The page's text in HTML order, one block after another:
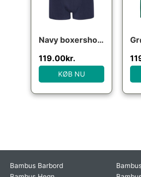
Navy boxershorts (bambus), str. 2XL
119.00kr.
KØB NU
Bambus Barbord